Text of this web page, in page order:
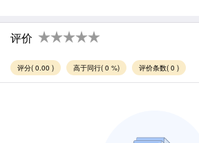
评价
评分( 0.00 ) 高于同行( 0 %) 评价条数( 0 )